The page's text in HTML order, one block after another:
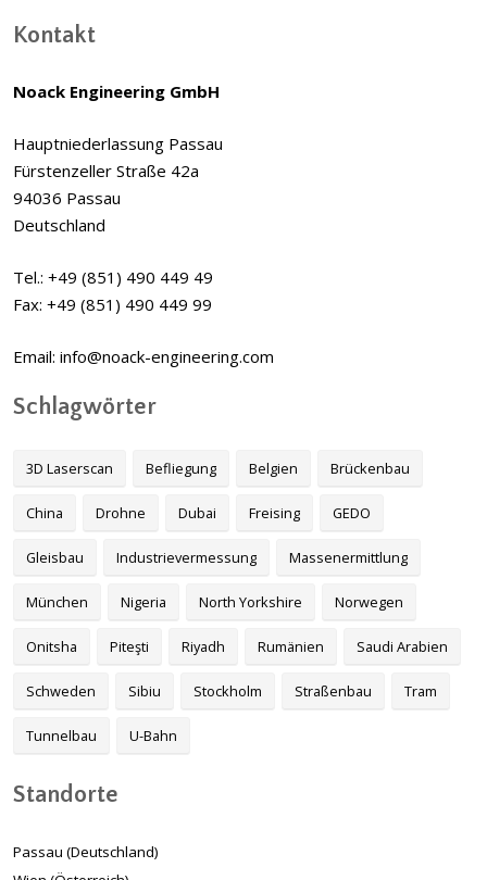
Kontakt
Noack Engineering GmbH
Hauptniederlassung Passau
Fürstenzeller Straße 42a
94036 Passau
Deutschland
Tel.: +49 (851) 490 449 49
Fax: +49 (851) 490 449 99
Email: info@noack-engineering.com
Schlagwörter
3D Laserscan Befliegung Belgien Brückenbau
China Drohne Dubai Freising GEDO
Gleisbau Industrievermessung Massenermittlung
München Nigeria North Yorkshire Norwegen
Onitsha Piteşti Riyadh Rumänien Saudi Arabien
Schweden Sibiu Stockholm Straßenbau Tram
Tunnelbau U-Bahn
Standorte
Passau (Deutschland)